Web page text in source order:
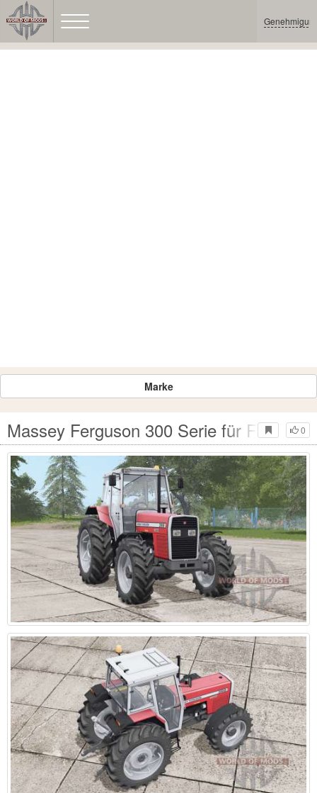
Marke
0
Massey Ferguson 300 Serie für Farming